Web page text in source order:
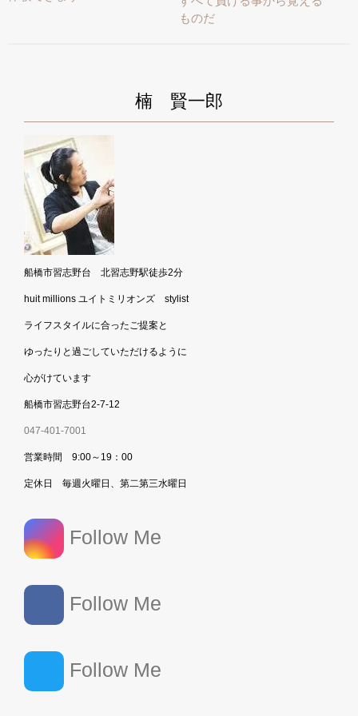
ものだ
楠 賢一郎
船橋市習志野台 北習志野駅徒歩2分
huit millions ユイトミリオンズ stylist
ライフスタイルに合ったご提案と
ゆったりと過ごしていただけるように
心がけています
船橋市習志野台2-7-12
047-401-7001
営業時間 9:00～19：00
定休日 毎週火曜日、第二第三水曜日
Follow Me
Follow Me
Follow Me